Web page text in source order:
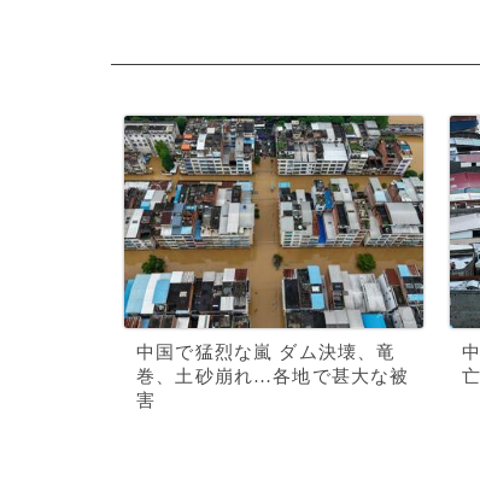
中国で猛烈な嵐 ダム決壊、竜
巻、土砂崩れ…各地で甚大な被
害